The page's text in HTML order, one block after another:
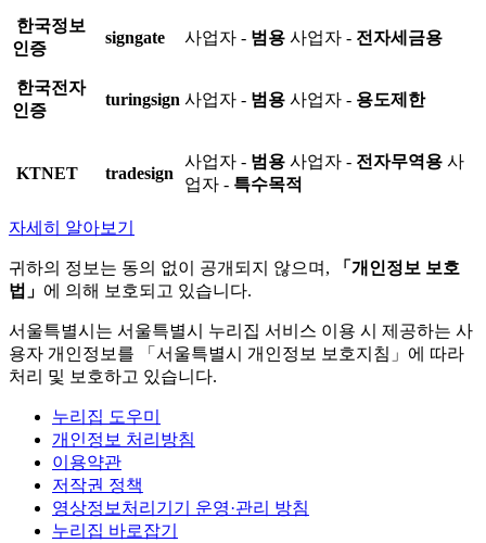
한국정보
인증
signgate 사업자 - 범용 사업자 - 전자세금용
한국전자
인증
turingsign 사업자 - 범용 사업자 - 용도제한
KTNET tradesign
사업자 - 범용 사업자 - 전자무역용 사
업자 - 특수목적
자세히 알아보기
귀하의 정보는 동의 없이 공개되지 않으며,
「개인정보 보호
법」 에 의해 보호되고 있습니다.
서울특별시는 서울특별시 누리집 서비스 이용 시 제공하는 사
용자 개인정보를 「서울특별시 개인정보 보호지침」에 따라
처리 및 보호하고 있습니다.
누리집 도우미
개인정보 처리방침
이용약관
저작권 정책
영상정보처리기기 운영·관리 방침
누리집 바로잡기